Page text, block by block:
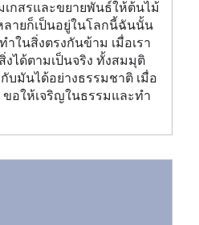
กสรและขยายพันธ์ให้ต้นไม้
ายก็เป็นอยู่ในโลกนี้ฉันนั้น
ำในสิ่งตรงกันข้าม เมื่อเรา
งได้ตามเป็นจริง ทั้งสมมุติ
บมันได้อย่างธรรมชาติ เมื่อ
ขอให้เจริญในธรรมและทำ